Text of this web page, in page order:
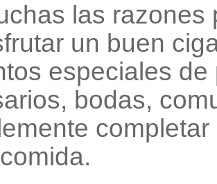
las razones
un buen
especiales de
bodas,
completar